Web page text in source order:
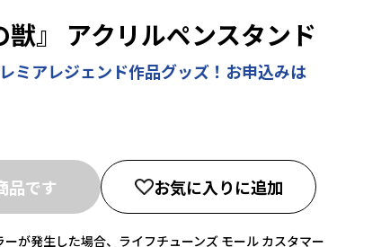
』 アクリルペンスタンド
ミアレジェンド作品グッズ！お申込みは
品です お気に入りに追加
が発生した場合、ライフチューンズ モール カスタマー